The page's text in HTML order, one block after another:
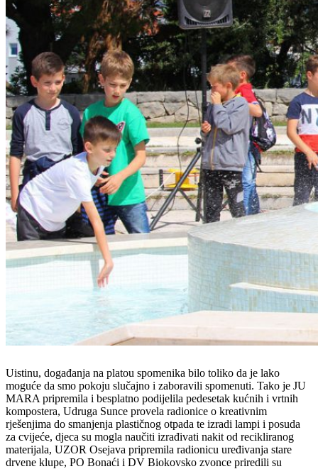
Uistinu, događanja na platou spomenika bilo toliko da je lako
moguće da smo pokoju slučajno i zaboravili spomenuti. Tako je JU
MARA pripremila i besplatno podijelila pedesetak kućnih i vrtnih
kompostera, Udruga Sunce provela radionice o kreativnim
rješenjima do smanjenja plastičnog otpada te izradi lampi i posuda
za cvijeće, djeca su mogla naučiti izrađivati nakit od recikliranog
materijala, UZOR Osejava pripremila radionicu uređivanja stare
drvene klupe, PO Bonaći i DV Biokovsko zvonce priredili su